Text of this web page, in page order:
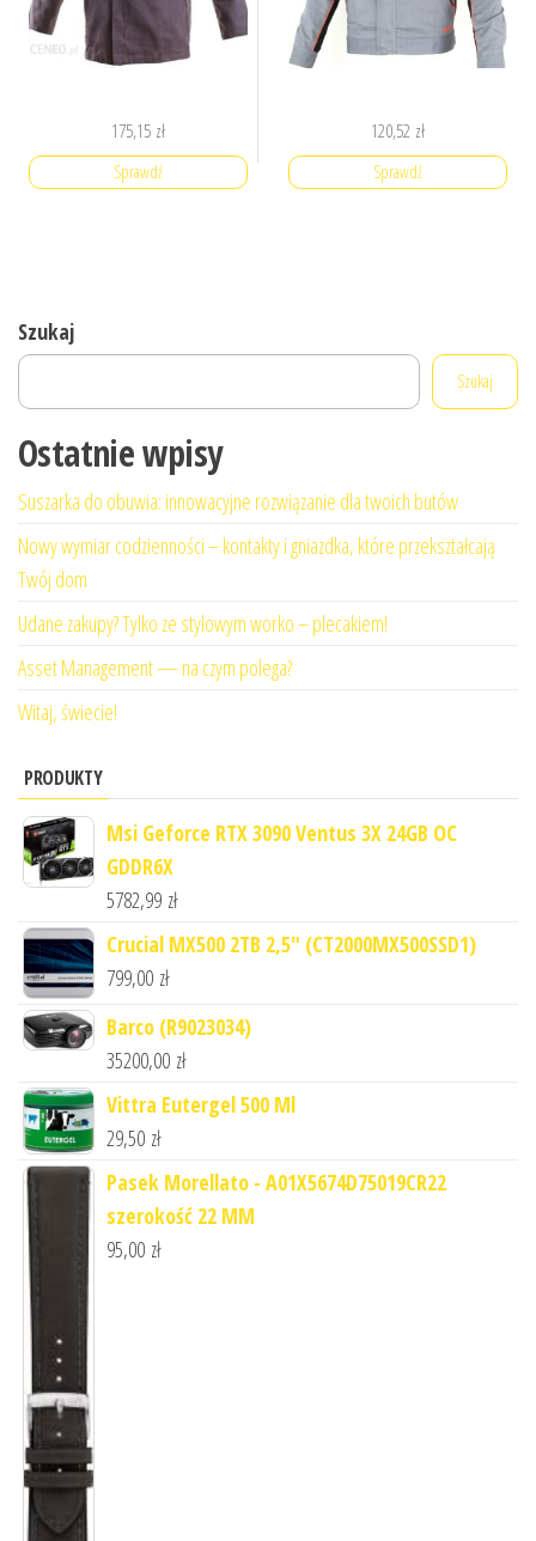
175,15 zł
Sprawdź
120,52 zł
Sprawdź
Szukaj
Szukaj
Ostatnie wpisy
Suszarka do obuwia: innowacyjne rozwiązanie dla twoich butów
Nowy wymiar codzienności – kontakty i gniazdka, które przekształcają
Twój dom
Udane zakupy? Tylko ze stylowym worko – plecakiem!
Asset Management — na czym polega?
Witaj, świecie!
PRODUKTY
Msi Geforce RTX 3090 Ventus 3X 24GB OC
GDDR6X
5782,99 zł
Crucial MX500 2TB 2,5" (CT2000MX500SSD1)
799,00 zł
Barco (R9023034)
35200,00 zł
Vittra Eutergel 500 Ml
29,50 zł
Pasek Morellato - A01X5674D75019CR22
szerokość 22 MM
95,00 zł